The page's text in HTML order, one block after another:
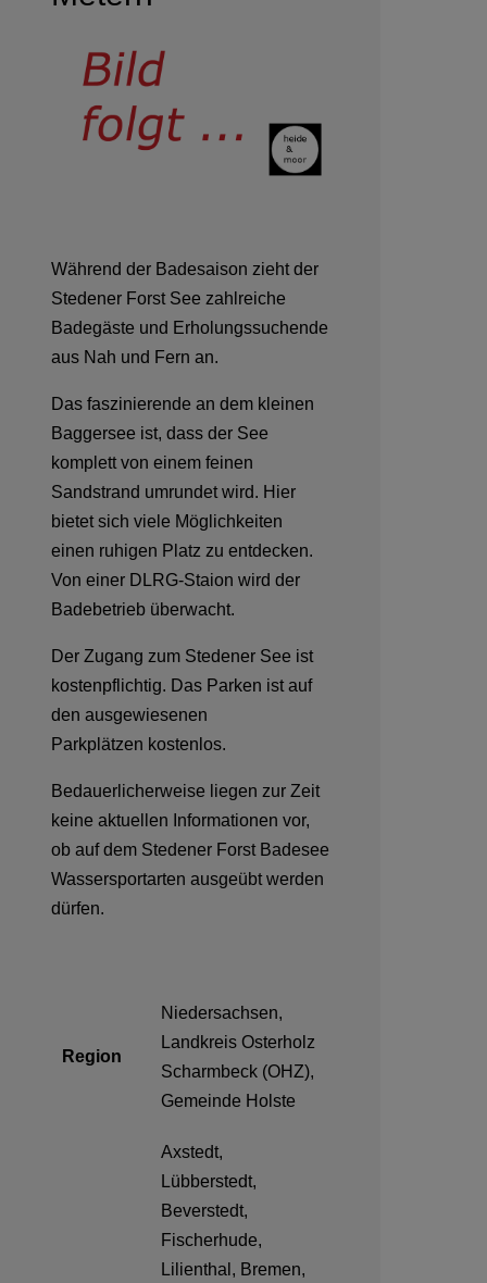
Während der Badesaison zieht der
Stedener Forst See zahlreiche
Badegäste und Erholungssuchende
aus Nah und Fern an.
Das faszinierende an dem kleinen
Baggersee ist, dass der See
komplett von einem feinen
Sandstrand umrundet wird. Hier
bietet sich viele Möglichkeiten
einen ruhigen Platz zu entdecken.
Von einer DLRG-Staion wird der
Badebetrieb überwacht.
Der Zugang zum Stedener See ist
kostenpflichtig. Das Parken ist auf
den ausgewiesenen
Parkplätzen kostenlos.
Bedauerlicherweise liegen zur Zeit
keine aktuellen Informationen vor,
ob auf dem Stedener Forst Badesee
Wassersportarten ausgeübt werden
dürfen.
Region
Niedersachsen,
Landkreis Osterholz
Scharmbeck (OHZ),
Gemeinde Holste
Axstedt,
Lübberstedt,
Beverstedt,
Fischerhude,
Lilienthal, Bremen,